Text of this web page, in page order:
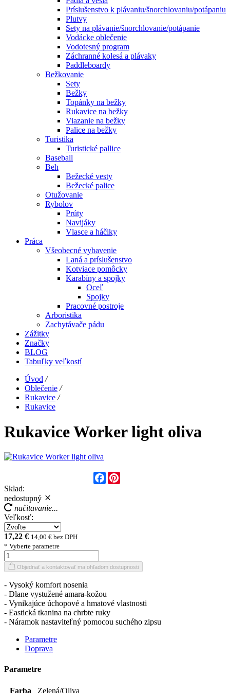
Príslušenstvo k plávaniu/šnorchlovaniu/potápaniu
Plutvy
Sety na plávanie/šnorchlovanie/potápanie
Vodácke oblečenie
Vodotesný program
Záchranné kolesá a plávaky
Paddleboardy
Bežkovanie
Sety
Bežky
Topánky na bežky
Rukavice na bežky
Viazanie na bežky
Palice na bežky
Turistika
Turistické pallice
Baseball
Beh
Bežecké vesty
Bežecké palice
Otužovanie
Rybolov
Prúty
Navijáky
Vlasce a háčiky
Práca
Všeobecné vybavenie
Laná a príslušenstvo
Kotviace pomôcky
Karabíny a spojky
Oceľ
Spojky
Pracovné postroje
Arboristika
Zachytávače pádu
Zážitky
Značky
BLOG
Tabuľky veľkostí
Úvod /
Oblečenie /
Rukavice /
Rukavice
Rukavice Worker light oliva
Facebook
Sklad:
nedostupný
načitavanie...
Veľkosť:
17,22 € 14,00 € bez DPH
* Vyberte parametre
Objednať a kontaktovať ma ohľadom dostupnosti
- Vysoký komfort nosenia
- Dlane vystužené amara-kožou
- Vynikajúce úchopové a hmatové vlastnosti
- Eastická tkanina na chrbte ruky
- Náramok nastaviteľný pomocou suchého zipsu
Parametre
Doprava
Parametre
Farba
Zelená/Oliva